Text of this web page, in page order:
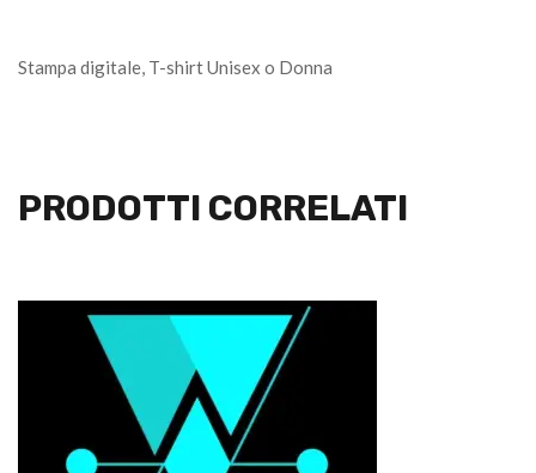
Stampa digitale, T-shirt Unisex o Donna
PRODOTTI CORRELATI